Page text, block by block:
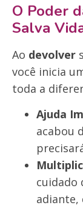
O Poder
Salva
Ao devolver
você inicia
toda a
Ajuda
acabou
cuidado
adiante,